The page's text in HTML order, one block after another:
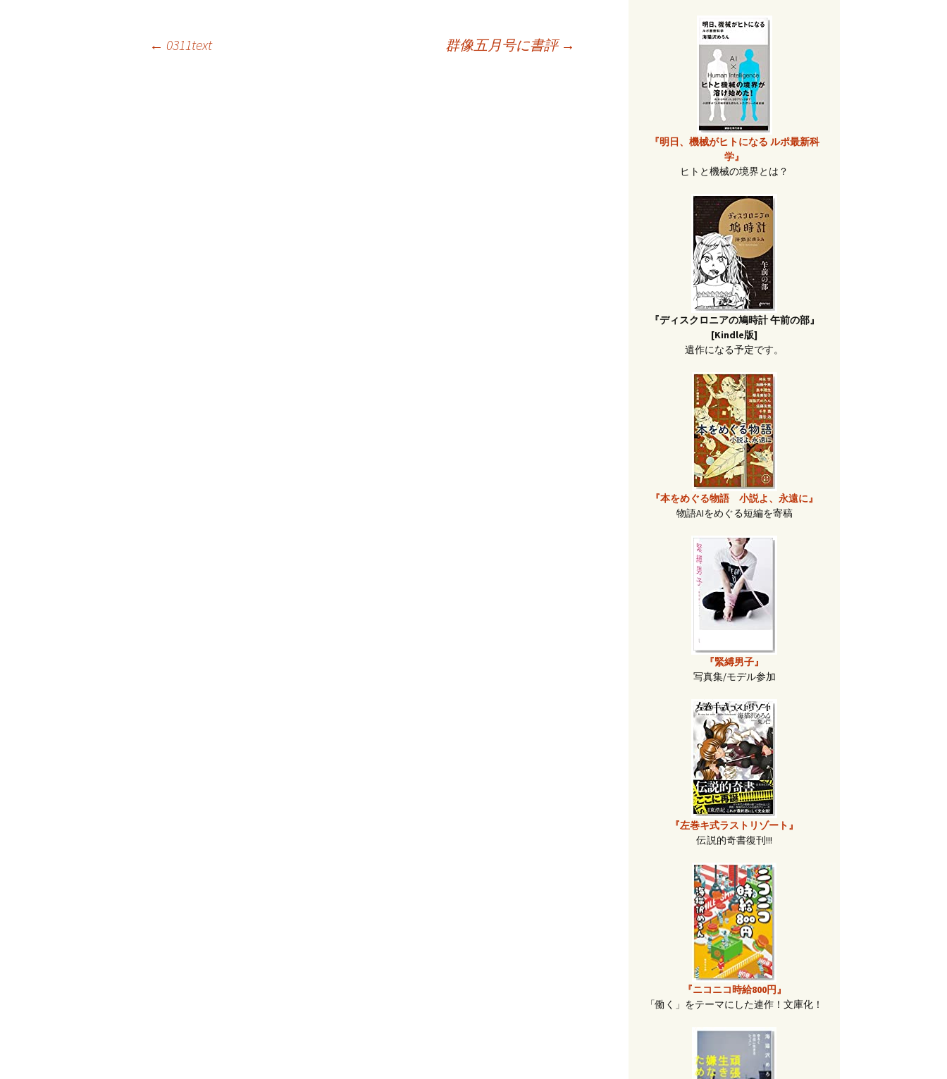
← 0311text 群像五月号に書評 →
『明日、機械がヒトになる ルポ最新科
学』
ヒトと機械の境界とは？
『ディスクロニアの鳩時計 午前の部』
[Kindle版]
遺作になる予定です。
『本をめぐる物語 小説よ、永遠に』
物語AIをめぐる短編を寄稿
『緊縛男子』
写真集/モデル参加
『左巻キ式ラストリゾート』
伝説的奇書復刊!!!
『ニコニコ時給800円』
「働く」をテーマにした連作！文庫化！